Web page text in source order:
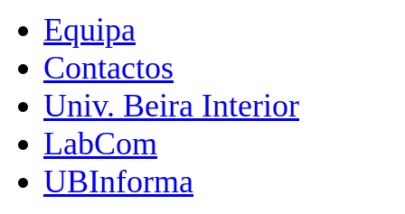
Equipa
Contactos
Univ. Beira Interior
LabCom
UBInforma